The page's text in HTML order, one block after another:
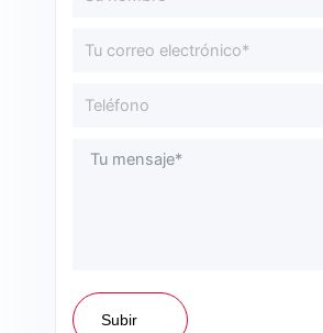
Subir